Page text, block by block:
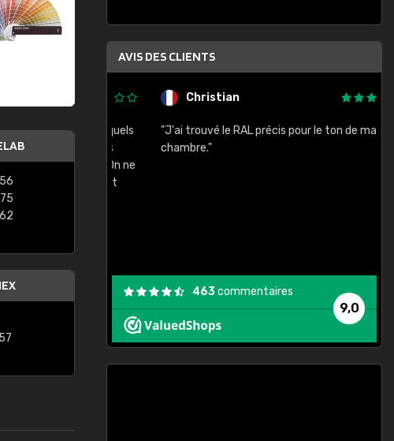
AVIS DES CLIENTS
clairement quels
y a plusieurs
etc. On ne
livraison s'est
convient."
Christian
"J'ai trouvé le RAL précis pour le ton de ma
chambre."
9,0
463commentaires